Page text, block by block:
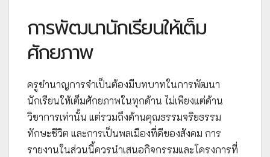
การพัฒนานักเรียนให้เต็ม
ศักยภาพ
ครูชำนาญการจำเป็นต้องมีบทบาทในการพัฒนา
นักเรียนให้เต็มศักยภาพในทุกด้าน ไม่เพียงแต่ด้าน
วิชาการเท่านั้น แต่รวมถึงด้านคุณธรรมจริยธรรม
ทักษะชีวิต และการเป็นพลเมืองที่ดีของสังคม การ
รายงานในส่วนนี้ควรนำเสนอกิจกรรมและโครงการที่